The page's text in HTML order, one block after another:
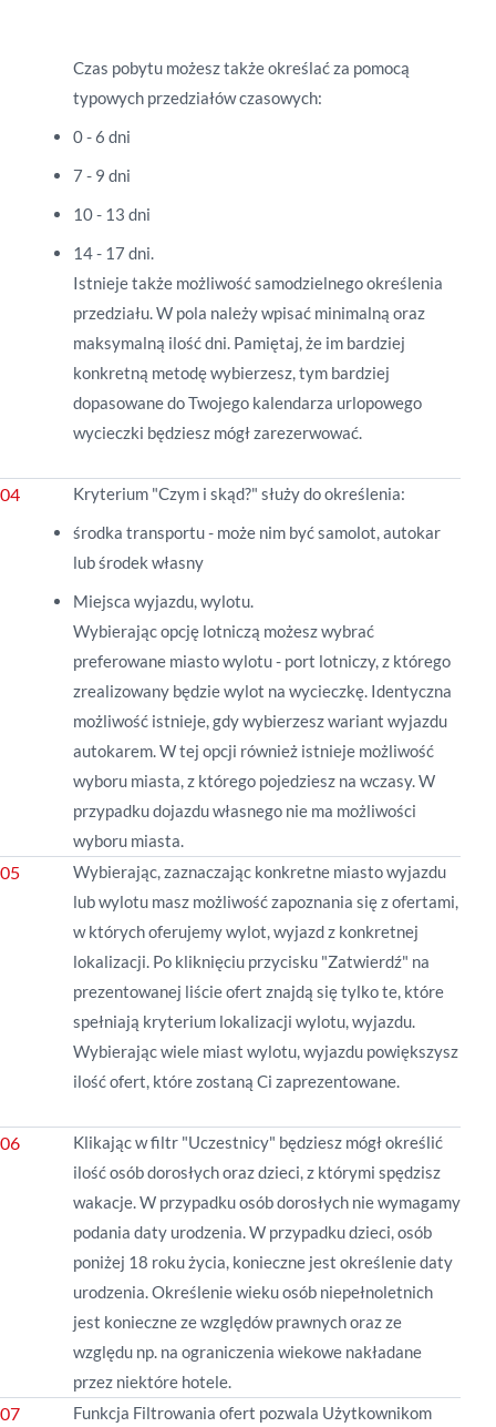
Czas pobytu możesz także określać za pomocą
typowych przedziałów czasowych:
0 - 6 dni
7 - 9 dni
10 - 13 dni
14 - 17 dni.
Istnieje także możliwość samodzielnego określenia
przedziału. W pola należy wpisać minimalną oraz
maksymalną ilość dni. Pamiętaj, że im bardziej
konkretną metodę wybierzesz, tym bardziej
dopasowane do Twojego kalendarza urlopowego
wycieczki będziesz mógł zarezerwować.
Kryterium "Czym i skąd?" służy do określenia:
środka transportu - może nim być samolot, autokar
lub środek własny
Miejsca wyjazdu, wylotu.
Wybierając opcję lotniczą możesz wybrać
preferowane miasto wylotu - port lotniczy, z którego
zrealizowany będzie wylot na wycieczkę. Identyczna
możliwość istnieje, gdy wybierzesz wariant wyjazdu
autokarem. W tej opcji również istnieje możliwość
wyboru miasta, z którego pojedziesz na wczasy. W
przypadku dojazdu własnego nie ma możliwości
wyboru miasta.
Wybierając, zaznaczając konkretne miasto wyjazdu
lub wylotu masz możliwość zapoznania się z ofertami,
w których oferujemy wylot, wyjazd z konkretnej
lokalizacji. Po kliknięciu przycisku "Zatwierdź" na
prezentowanej liścieofert znajdą się tylko te, które
spełniają kryterium lokalizacji wylotu, wyjazdu.
Wybierając wiele miast wylotu, wyjazdu powiększysz
ilość ofert, które zostaną Ci zaprezentowane.
Klikając w filtr "Uczestnicy" będziesz mógł określić
ilość osób dorosłych oraz dzieci, z którymi spędzisz
wakacje. W przypadku osób dorosłych nie wymagamy
podania daty urodzenia. W przypadku dzieci, osób
poniżej 18 roku życia, konieczne jest określenie daty
urodzenia. Określenie wieku osób niepełnoletnich
jest konieczne ze względów prawnych oraz ze
względu np. na ograniczenia wiekowe nakładane
przez niektóre hotele.
Funkcja Filtrowania ofert pozwala Użytkownikom